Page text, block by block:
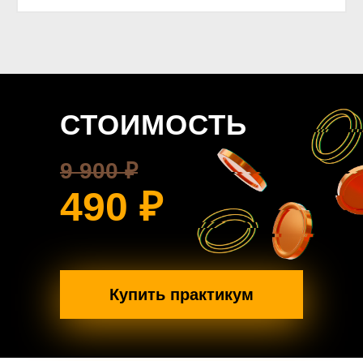
9 900 ₽
СТОИМОСТЬ
490 ₽
Купить практикум